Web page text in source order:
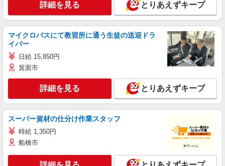
詳細を見る とりあえずキープ
マイクロバスにて教習所に通う生徒の送迎ドラ
イバー
日給 15,850円
箕面市
詳細を見る とりあえずキープ
スーパー資材の仕分け作業スタッフ
時給 1,350円
船橋市